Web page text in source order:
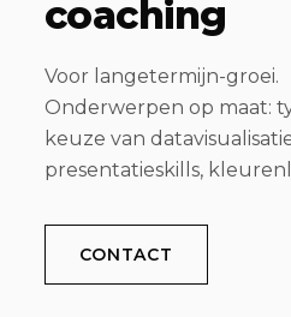
coaching
Voor langetermijn-groei.
Onderwerpen op maat:
keuze van
presentatieskills,
CONTACT